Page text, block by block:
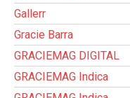
Gallerr
Gracie Barra
GRACIEMAG DIGITAL
GRACIEMAG Indica